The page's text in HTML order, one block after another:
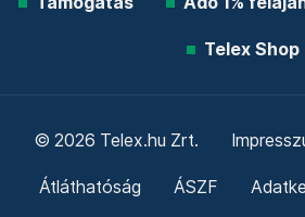
Telex Shop
© 2026 Telex.hu Zrt.
Átláthatóság ÁSZF